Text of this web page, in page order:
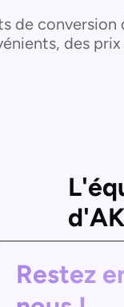
de
des
Restez